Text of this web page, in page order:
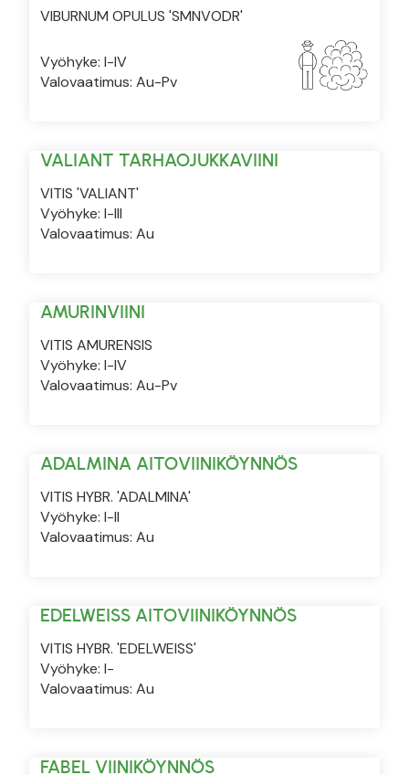
VIBURNUM OPULUS 'SMNVODR'
Vyöhyke: I-IV
Valovaatimus: Au-Pv
VALIANT TARHAOJUKKAVIINI
VITIS 'VALIANT'
Vyöhyke: I-III
Valovaatimus: Au
AMURINVIINI
VITIS AMURENSIS
Vyöhyke: I-IV
Valovaatimus: Au-Pv
ADALMINA AITOVIINIKÖYNNÖS
VITIS HYBR. 'ADALMINA'
Vyöhyke: I-II
Valovaatimus: Au
EDELWEISS AITOVIINIKÖYNNÖS
VITIS HYBR. 'EDELWEISS'
Vyöhyke: I-
Valovaatimus: Au
FABEL VIINIKÖYNNÖS